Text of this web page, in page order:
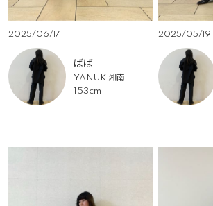
2025/06/17
ばば
YANUK 湘南
153cm
2025/05/19